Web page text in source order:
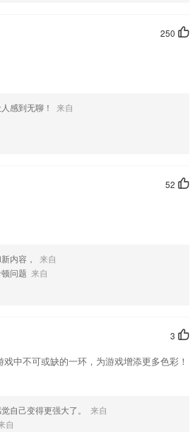
250
感到无聊！
来自
52
内容，
来自
问题 来自
3
中不可或缺的一环，为游戏增添更多色彩！
自己变得更强大了。
来自
自